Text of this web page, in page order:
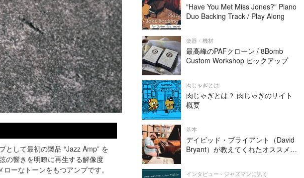
して最初の製品 “Jazz Amp” を
の響きを明瞭に再生する解像度
ーなトーンをもつアンプです。
"Have You Met Miss Jones?" Piano
Duo Backing Track / Play Along
楽器・機材
最高峰のPAFクローン / 8Bomb
Custom Workshop ピックアップ
肉じゃぎとは
肉じゃぎとは？ 肉じゃぎのサイト
概要
基本
デイビッド・ブライアント（David
Bryant）が教えてくれたオススメの
インタビュー - ジャズマンに訊く